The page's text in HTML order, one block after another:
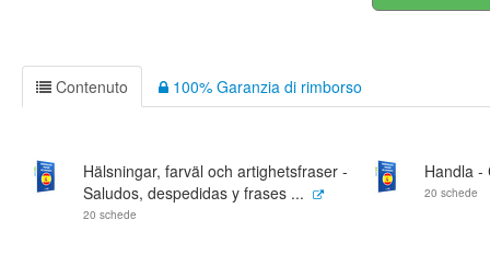
Contenuto 100% Garanzia di rimborso
Hälsningar, farväl och artighetsfraser -
Saludos, despedidas y frases ...
20 schede
Handla -
20 schede